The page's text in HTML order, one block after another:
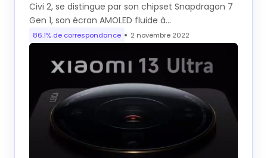
Civi 2, se distingue par son chipset Snapdragon 7
Gen 1, son écran AMOLED fluide à…
86.1% de correspondance 2 novembre 2022